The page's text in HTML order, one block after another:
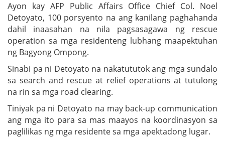
Ayon kay AFP Public Affairs Office Chief Col. Noel
Detoyato, 100 porsyento na ang kanilang paghahanda
dahil inaasahan na nila pagsasagawa ng rescue
operation sa mga residenteng lubhang maapektuhan
ng Bagyong Ompong.
Sinabi pa ni Detoyato na nakatututok ang mga sundalo
sa search and rescue at relief operations at tutulong
na rin sa mga road clearing.
Tiniyak pa ni Detoyato na may back-up communication
ang mga ito para sa mas maayos na koordinasyon sa
paglilikas ng mga residente sa mga apektadong lugar.